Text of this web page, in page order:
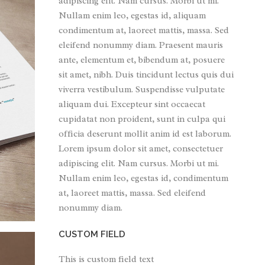
Nullam enim leo, egestas id, aliquam
condimentum at, laoreet mattis, massa. Sed
eleifend nonummy diam. Praesent mauris
ante, elementum et, bibendum at, posuere
sit amet, nibh. Duis tincidunt lectus quis dui
viverra vestibulum. Suspendisse vulputate
aliquam dui. Excepteur sint occaecat
cupidatat non proident, sunt in culpa qui
officia deserunt mollit anim id est laborum.
Lorem ipsum dolor sit amet, consectetuer
adipiscing elit. Nam cursus. Morbi ut mi.
Nullam enim leo, egestas id, condimentum
at, laoreet mattis, massa. Sed eleifend
nonummy diam.
CUSTOM FIELD
This is custom field text